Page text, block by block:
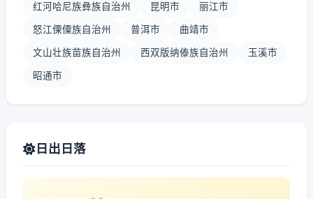
红河哈尼族彝族自治州 昆明市 丽江市
怒江傈僳族自治州 普洱市 曲靖市
文山壮族苗族自治州 西双版纳傣族自治州 玉溪市
昭通市
日出日落